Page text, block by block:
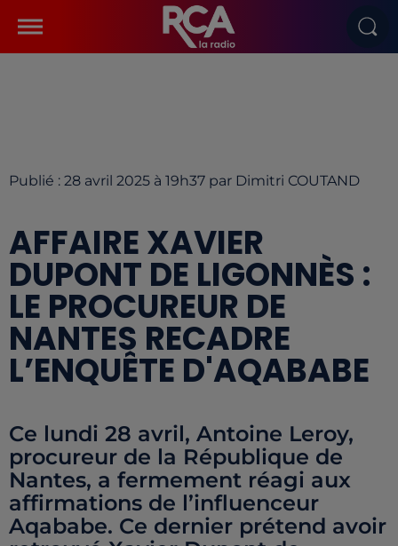
Publié : 28 avril 2025 à 19h37 par Dimitri COUTAND
AFFAIRE XAVIER
DUPONT DE LIGONNÈS :
LE PROCUREUR DE
NANTES RECADRE
L’ENQUÊTE D'AQABABE
Ce lundi 28 avril, Antoine Leroy,
procureur de la République de
Nantes, a fermement réagi aux
affirmations de l’influenceur
Aqababe. Ce dernier prétend avoir